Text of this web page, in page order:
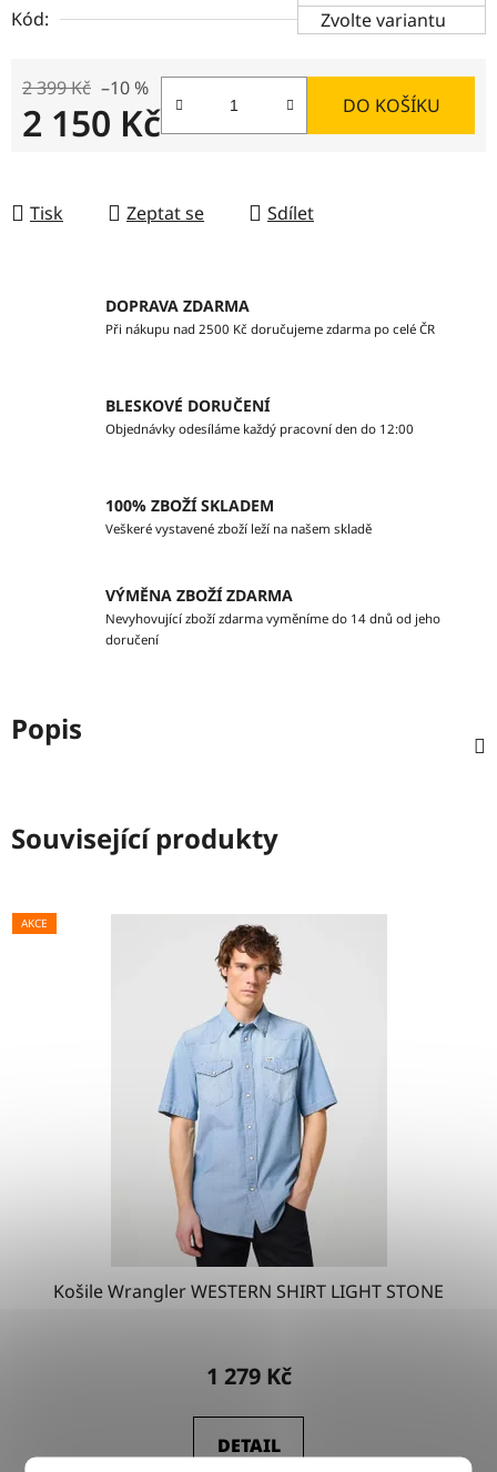
Kód:
Zvolte variantu
2 399 Kč –10 %
2 150 Kč DO KOŠÍKU
Tisk Zeptat se Sdílet
DOPRAVA ZDARMA
Při nákupu nad 2500 Kč doručujeme zdarma po celé ČR
BLESKOVÉ DORUČENÍ
Objednávky odesíláme každý pracovní den do 12:00
100% ZBOŽÍ SKLADEM
Veškeré vystavené zboží leží na našem skladě
VÝMĚNA ZBOŽÍ ZDARMA
Nevyhovující zboží zdarma vyměníme do 14 dnů od jeho
doručení
Popis
Související produkty
AKCE
Košile Wrangler WESTERN SHIRT LIGHT STONE
1 279 Kč
DETAIL